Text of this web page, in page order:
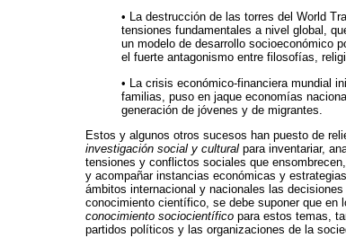
• La destrucción de las torres del World
tensiones fundamentales a nivel global,
un modelo de desarrollo socioeconómico
el fuerte antagonismo entre filosofías,
• La crisis económico-financiera mundial
familias, puso en jaque economías
generación de jóvenes y de migrantes.
Estos y algunos otros sucesos han puesto de
investigación social y cultural para inventariar,
tensiones y conflictos sociales que
y acompañar instancias económicas y
ámbitos internacional y nacionales las
conocimiento científico, se debe suponer que en
conocimiento sociocientífico para estos temas,
partidos políticos y las organizaciones de la